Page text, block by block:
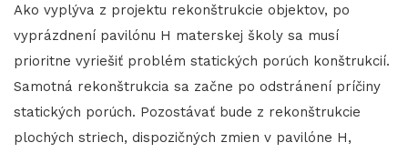
Ako vyplýva z projektu rekonštrukcie objektov, po
vyprázdnení pavilónu H materskej školy sa musí
prioritne vyriešiť problém statických porúch konštrukcií.
Samotná rekonštrukcia sa začne po odstránení príčiny
statických porúch. Pozostávať bude z rekonštrukcie
plochých striech, dispozičných zmien v pavilóne H,